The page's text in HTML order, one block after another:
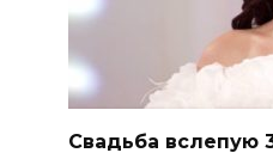
Свадьба вслепую